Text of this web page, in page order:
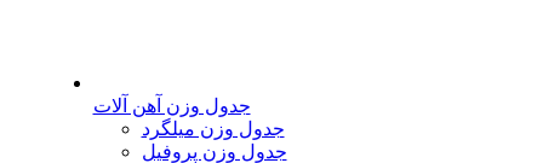
جدول وزن آهن آلات
جدول وزن میلگرد
جدول وزن پروفیل